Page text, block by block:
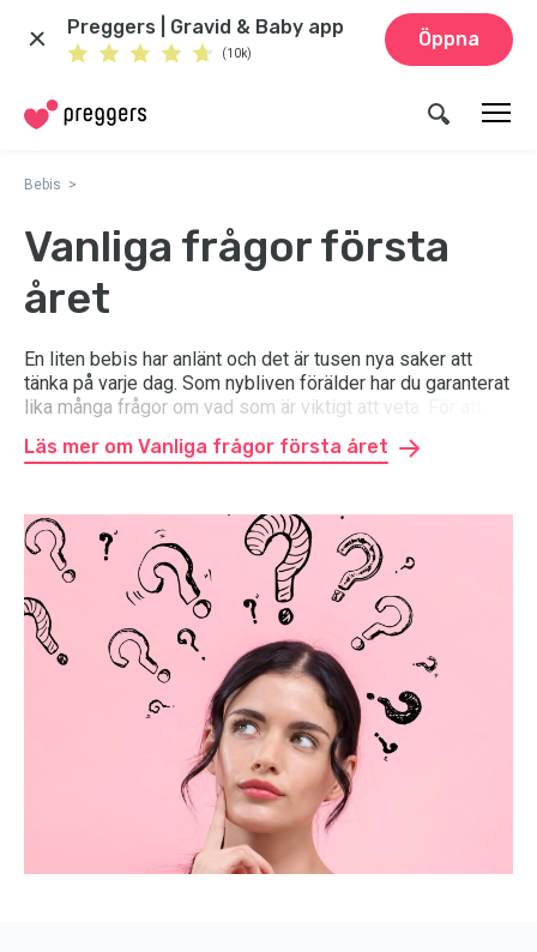
Preggers | Gravid & Baby app
(10k)
Öppna
Bebis
Vanliga frågor första
året
En liten bebis har anlänt och det är tusen nya saker att
tänka på varje dag. Som nybliven förälder har du garanterat
lika många frågor om vad som är viktigt att veta. För att
på några av de vanligaste frågorna om det första året med
Läs mer om Vanliga frågor första året